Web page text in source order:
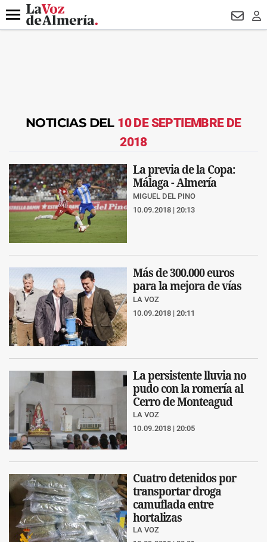
DESTACADO DRON UDA
Menú
NOTICIAS DEL 10 DE SEPTIEMBRE DE
2018
La previa de la Copa:
Málaga - Almería
MIGUEL DEL PINO
10.09.2018 | 20:13
Más de 300.000 euros
para la mejora de vías
LA VOZ
10.09.2018 | 20:11
La persistente lluvia no
pudo con la romería al
Cerro de Monteagud
LA VOZ
10.09.2018 | 20:05
Cuatro detenidos por
transportar droga
camuflada entre
hortalizas
LA VOZ